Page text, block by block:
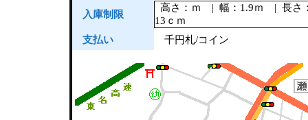
入庫制限
高さ：ｍ | 幅：1.9ｍ | 長
13ｃｍ
支払い
千円札/コイン